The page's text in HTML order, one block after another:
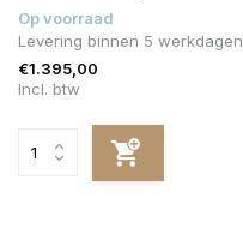
Op voorraad
Levering binnen 5 werkdagen
€1.395,00
Incl. btw